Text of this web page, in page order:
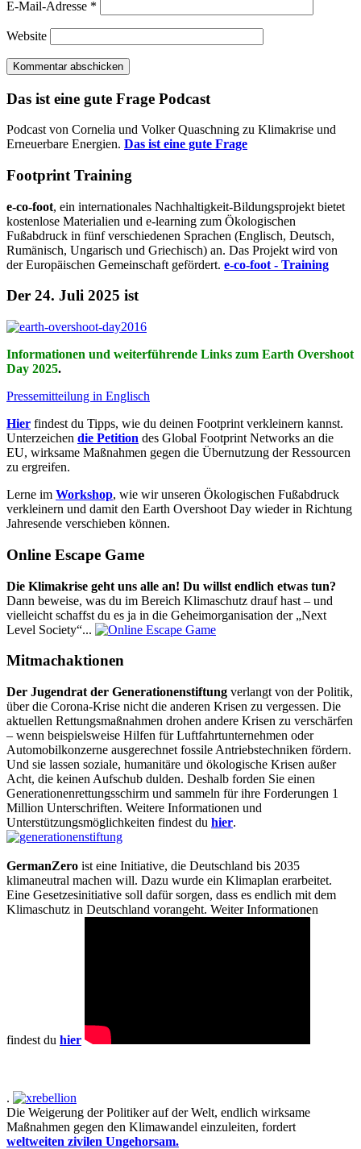
E-Mail-Adresse *
Website
Das ist eine gute Frage Podcast
Podcast von Cornelia und Volker Quaschning zu Klimakrise und
Erneuerbare Energien. Das ist eine gute Frage
Footprint Training
e-co-foot, ein internationales Nachhaltigkeit-Bildungsprojekt bietet
kostenlose Materialien und e-learning zum Ökologischen
Fußabdruck in fünf verschiedenen Sprachen (Englisch, Deutsch,
Rumänisch, Ungarisch und Griechisch) an. Das Projekt wird von
der Europäischen Gemeinschaft gefördert. e-co-foot - Training
Der 24. Juli 2025 ist
Informationen und weiterführende Links zum Earth Overshoot
Day 2025.
Pressemitteilung in Englisch
Hier findest du Tipps, wie du deinen Footprint verkleinern kannst.
Unterzeichen die Petition des Global Footprint Networks an die
EU, wirksame Maßnahmen gegen die Übernutzung der Ressourcen
zu ergreifen.
Lerne im Workshop, wie wir unseren Ökologischen Fußabdruck
verkleinern und damit den Earth Overshoot Day wieder in Richtung
Jahresende verschieben können.
Online Escape Game
Die Klimakrise geht uns alle an! Du willst endlich etwas tun?
Dann beweise, was du im Bereich Klimaschutz drauf hast – und
vielleicht schaffst du es ja in die Geheimorganisation der „Next
Level Society“...
Mitmachaktionen
Der Jugendrat der Generationenstiftung verlangt von der Politik,
über die Corona-Krise nicht die anderen Krisen zu vergessen. Die
aktuellen Rettungsmaßnahmen drohen andere Krisen zu verschärfen
– wenn beispielsweise Hilfen für Luftfahrtunternehmen oder
Automobilkonzerne ausgerechnet fossile Antriebstechniken fördern.
Und sie lassen soziale, humanitäre und ökologische Krisen außer
Acht, die keinen Aufschub dulden. Deshalb forden Sie einen
Generationenrettungsschirm und sammeln für ihre Forderungen 1
Million Unterschriften. Weitere Informationen und
Unterstützungsmöglichkeiten findest du hier.
GermanZero ist eine Initiative, die Deutschland bis 2035
klimaneutral machen will. Dazu wurde ein Klimaplan erarbeitet.
Eine Gesetzesinitiative soll dafür sorgen, dass es endlich mit dem
Klimaschutz in Deutschland vorangeht. Weiter Informationen
findest du hier
.
Die Weigerung der Politiker auf der Welt, endlich wirksame
Maßnahmen gegen den Klimawandel einzuleiten, fordert
weltweiten zivilen Ungehorsam.